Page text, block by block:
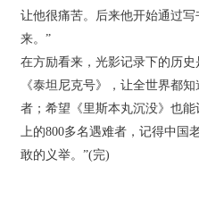
让他很痛苦。后来他开始通过
来。”
在方励看来，光影记录下的历
《泰坦尼克号》，让全世界都
者；希望《里斯本丸沉没》也
上的800多名遇难者，记得中
敢的义举。”(完)